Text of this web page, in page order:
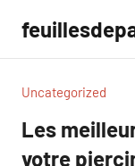
contenu
Uncategorized
Les
votre